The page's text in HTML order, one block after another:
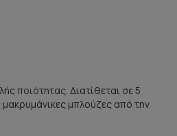
ποιότητας. Διατίθεται σε 5
μπλούζες από την